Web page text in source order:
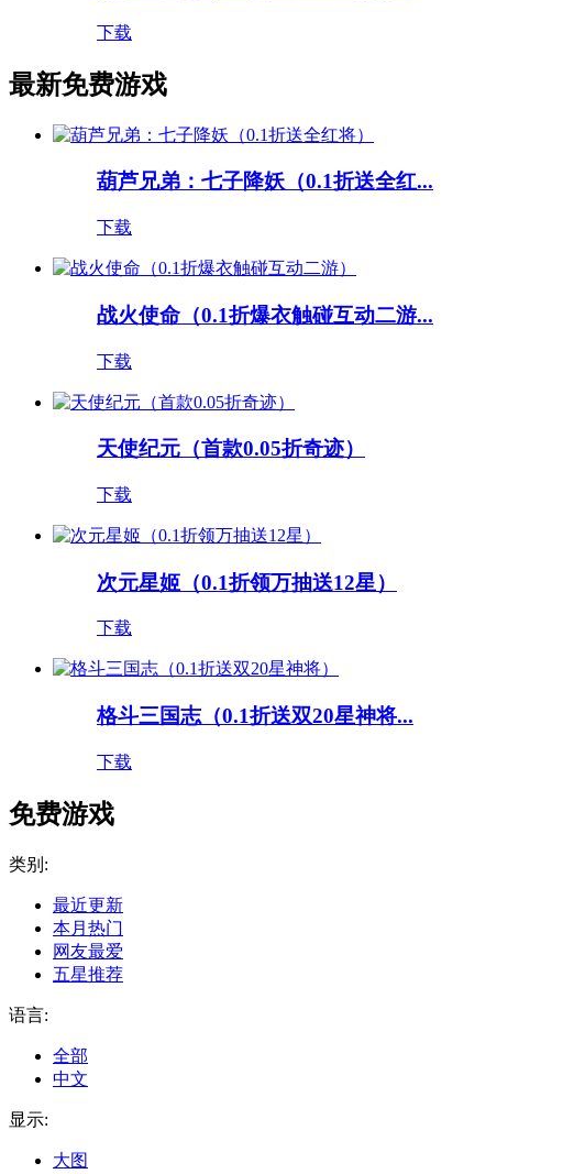
下载
最新免费游戏
葫芦兄弟：七子降妖（0.1折送全红...
下载
战火使命（0.1折爆衣触碰互动二游...
下载
天使纪元（首款0.05折奇迹）
下载
次元星姬（0.1折领万抽送12星）
下载
格斗三国志（0.1折送双20星神将...
下载
免费游戏
类别:
最近更新
本月热门
网友最爱
五星推荐
语言:
全部
中文
显示:
大图